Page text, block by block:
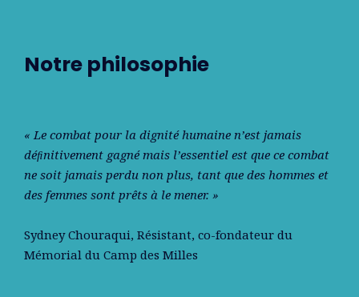
Notre philosophie
« Le combat pour la dignité humaine n’est jamais
déﬁnitivement gagné mais l’essentiel est que ce combat
ne soit jamais perdu non plus, tant que des hommes et
des femmes sont prêts à le mener. »
Sydney Chouraqui, Résistant, co-fondateur du
Mémorial du Camp des Milles